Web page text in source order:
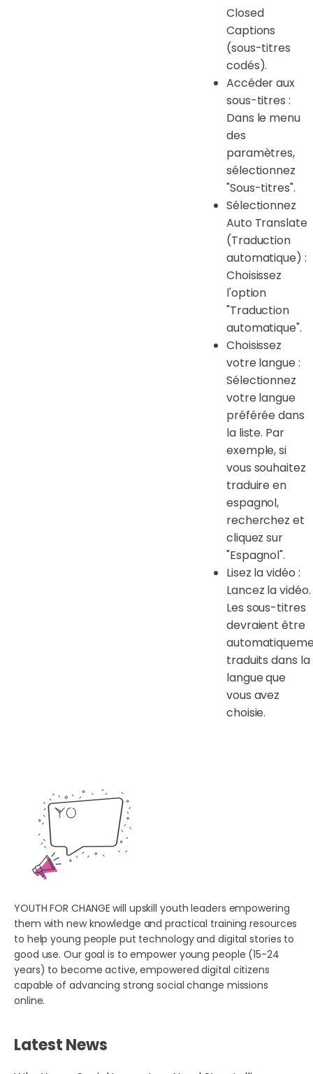
Closed
Captions
(sous-titres
codés).
Accéder aux
sous-titres :
Dans le menu
des
paramètres,
sélectionnez
"Sous-titres".
Sélectionnez
Auto Translate
(Traduction
automatique) :
Choisissez
l'option
"Traduction
automatique".
Choisissez
votre langue :
Sélectionnez
votre langue
préférée dans
la liste. Par
exemple, si
vous souhaitez
traduire en
espagnol,
recherchez et
cliquez sur
"Espagnol".
Lisez la vidéo :
Lancez la vidéo.
Les sous-titres
devraient être
traduits dans la
langue que
vous avez
choisie.
YOUTH FOR CHANGE will upskill youth leaders empowering
them with new knowledge and practical training resources
to help young people put technology and digital stories to
good use. Our goal is to empower young people (15-24
years) to become active, empowered digital citizens
capable of advancing strong social change missions
online.
Latest News